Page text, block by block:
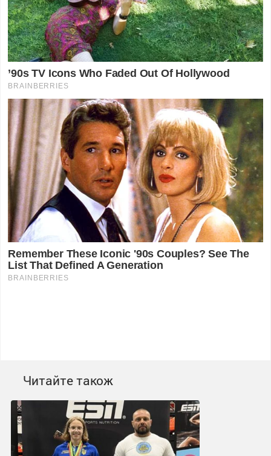
Читайте також